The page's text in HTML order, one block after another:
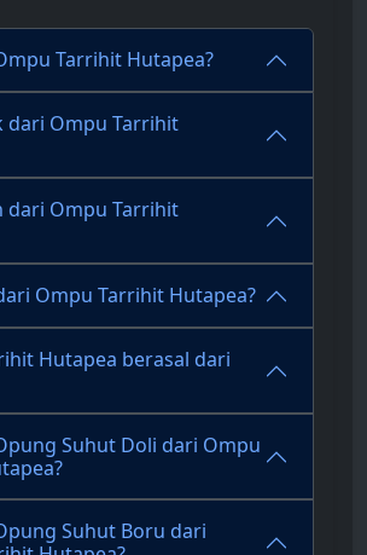
Tarrihit Hutapea?
dari Ompu Tarrihit
dari Ompu Tarrihit
Ompu Tarrihit Hutapea?
Hutapea berasal dari
Suhut Doli dari Ompu
Suhut Boru dari